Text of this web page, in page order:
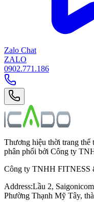
Zalo Chat
ZALO
0902.771.186
Thương hiệu thời trang thể
phân phối bởi Công ty
Công ty TNHH FITNESS
Address:Lầu 2,
Phường Thạnh Mỹ Tây,